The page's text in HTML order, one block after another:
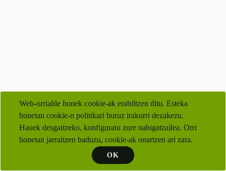
Web-orrialde honek cookie-ak erabiltzen ditu. Esteka
honetan cookie-n politikari buruz irakurri dezakezu.
Hauek desgaitzeko, konfiguratu zure nabigatzailea. Orri
honetan jarraitzen baduzu, cookie-ak onartzen ari zara.
OK